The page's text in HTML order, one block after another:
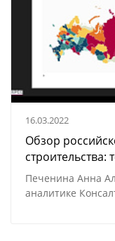
16.03.2022
Обзор
строительства:
Печенина Анна
аналитике